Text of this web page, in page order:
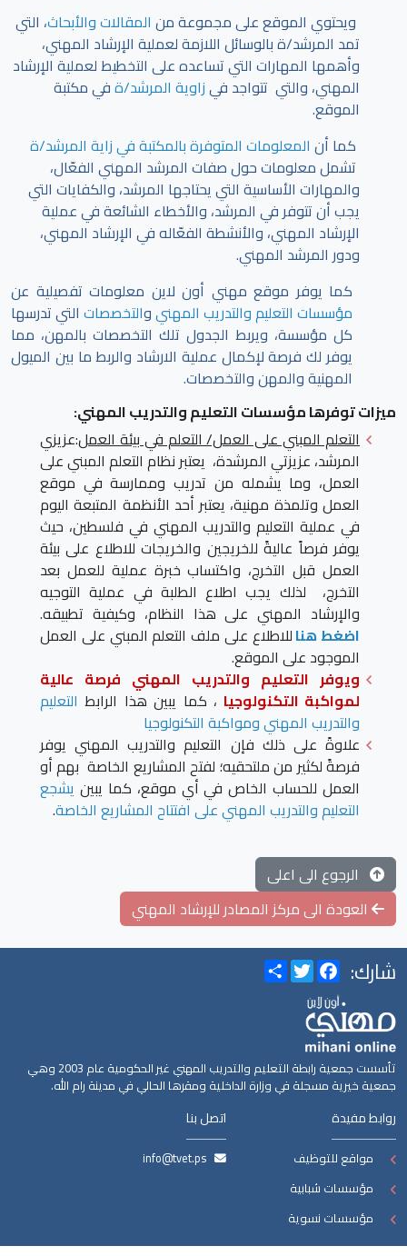
ويحتوي الموقع على مجموعة من المقالات والأبحاث، التي
تمد المرشد/ة بالوسائل اللازمة لعملية الإرشاد المهني،
وأهمها المهارات التي تساعده على التخطيط لعملية الإرشاد
المهني، والتي تتواجد فيزاوية المرشد/ةفي مكتبة
الموقع.
كما أن المعلومات المتوفرة بالمكتبة في زاية المرشد/ة
تشمل معلومات حول صفات المرشد المهني الفعّال،
والمهارات الأساسية التي يحتاجها المرشد، والكفايات التي
يجب أن تتوفر في المرشد، والأخطاء الشائعة في عملية
الإرشاد المهني، والأنشطة الفعّاله في الإرشاد المهني،
ودور المرشد المهني.
كما يوفر موقع مهني أون لاين معلومات تفصيلية عن
مؤسسات التعليم والتدريب المهنيوالتخصصات التي تدرسها
كل مؤسسة، ويربط الجدول تلك التخصصات بالمهن، مما
يوفر لك فرصة لإكمال عملية الارشاد والربط ما بين الميول
المهنية والمهن والتخصصات.
ميزات توفرها مؤسسات التعليم والتدريب المهني:
التعلم المبني على العمل/ التعلم في بيئة العمل:عزيزي
المرشد، عزيزتي المرشدة، يعتبر نظام التعلم المبني على
العمل، وما يشمله من تدريب وممارسة في موقع
العمل وتلمذة مهنية، يعتبر أحد الأنظمة المتبعة اليوم
في عملية التعليم والتدريب المهني في فلسطين، حيث
يوفر فرصاً عاليةً للخريجين والخريجات للاطلاع على بيئة
العمل قبل التخرج، واكتساب خبرة عملية للعمل بعد
التخرج، لذلك يجب اطلاع الطلبة في عملية التوجيه
والإرشاد المهني على هذا النظام، وكيفية تطبيقه.
اضغط هناللاطلاع على ملف التعلم المبني على العمل
الموجود على الموقع.
ويوفر التعليم والتدريب المهني فرصة عالية
لمواكبة التكنولوجيا ، كما يبين هذا الرابط التعليم
والتدريب المهني ومواكبة التكنولوجيا
علاوةً على ذلك فإن التعليم والتدريب المهني يوفر
فرصةً لكثير من ملتحقيه؛ لفتح المشاريع الخاصة بهم أو
العمل للحساب الخاص في أي موقع، كما يبين يشجع
التعليم والتدريب المهني على افتتاح المشاريع الخاصة.
الرجوع الى اعلى
العودة الى مركز المصادر للإرشاد المهني
شارك: ShareTwitterFacebook
تأسست جمعية رابطة التعليم والتدريب المهني غير الحكومية عام 2003 وهي
جمعية خيرية مسجلة في وزارة الداخلية ومقرها الحالي في مدينة رام الله.
روابط مفيدة
مواقع للتوظيف
مؤسسات شبابية
مؤسسات نسوية
اتصل بنا
info@tvet.ps